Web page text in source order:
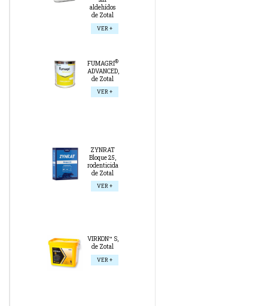
aldehídos
de Zotal
VER +
FUMAGRI®
ADVANCED,
de Zotal
VER +
ZYNRAT
Bloque 25,
rodenticida
de Zotal
VER +
VIRKON™ S,
de Zotal
VER +